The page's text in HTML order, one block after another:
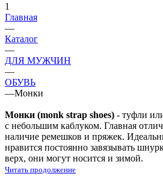
1
Главная
—
Каталог
—
ДЛЯ МУЖЧИН
—
ОБУВЬ
—Монки
Монки (monk strap shoes) - туфли
с небольшим каблуком. Главная
наличие ремешков и пряжек.
нравится постоянно завязывать
верх, они могут носится и зимой.
Читать продолжение